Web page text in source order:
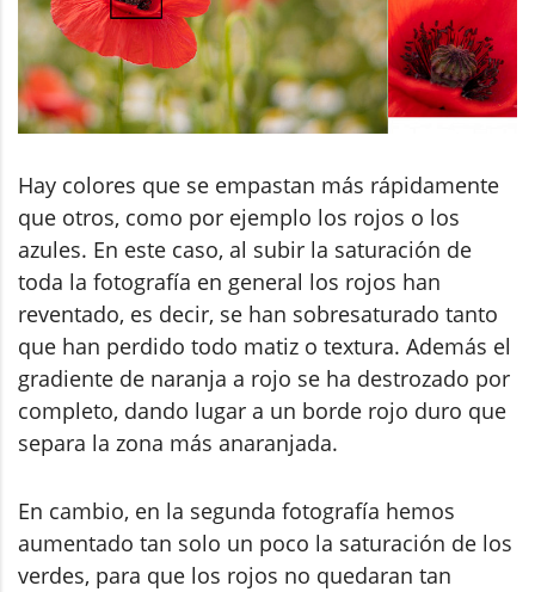
Hay colores que se empastan más rápidamente
que otros, como por ejemplo los rojos o los
azules. En este caso, al subir la saturación de
toda la fotografía en general los rojos han
reventado, es decir, se han sobresaturado tanto
que han perdido todo matiz o textura. Además el
gradiente de naranja a rojo se ha destrozado por
completo, dando lugar a un borde rojo duro que
separa la zona más anaranjada.
En cambio, en la segunda fotografía hemos
aumentado tan solo un poco la saturación de los
verdes, para que los rojos no quedaran tan